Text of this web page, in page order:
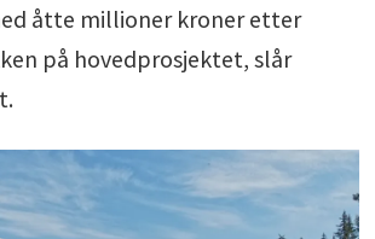
åtte millioner kroner etter
på hovedprosjektet, slår